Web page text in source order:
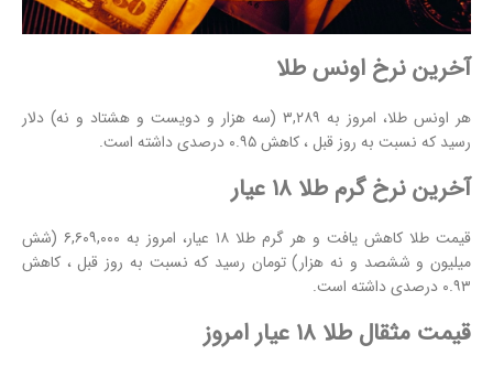
آخرین نرخ اونس طلا
هر اونس طلا، امروز به ۳,۲۸۹ (سه هزار و دویست و هشتاد و نه) دلار
رسید که نسبت به روز قبل ، کاهش ۰.۹۵ درصدی داشته است.
آخرین نرخ گرم طلا ۱۸ عیار
قیمت طلا
کاهش یافت و هر گرم طلا ۱۸ عیار، امروز به ۶,۶۰۹,۰۰۰ (شش
میلیون و ششصد و نه هزار) تومان رسید که نسبت به روز قبل ، کاهش
۰.۹۳ درصدی داشته است.
قیمت مثقال طلا ۱۸ عیار امروز